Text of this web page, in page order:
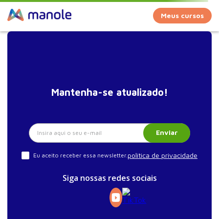
Meus cursos
Mantenha-se atualizado!
Enviar
Eu aceito receber essa newsletter. política de privacidade
Siga nossas redes sociais